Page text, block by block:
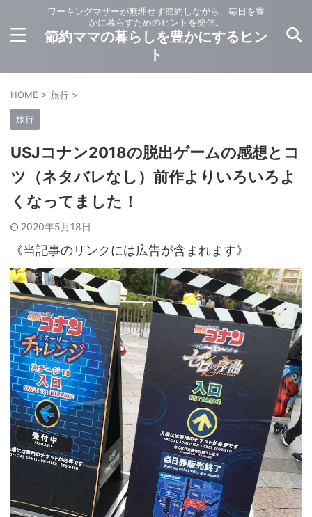
ワーキングマザーが無理せず節約しながら、毎日を豊
かに暮らすためのヒントを発信。
節約ママの暮らしを豊かにするヒン
ト
HOME > 旅行 >
旅行
USJコナン2018の脱出ゲームの感想とコ
ツ（ネタバレなし）前作よりいろいろよ
くなってました！
2020年5月18日
《当記事のリンクには広告が含まれます》